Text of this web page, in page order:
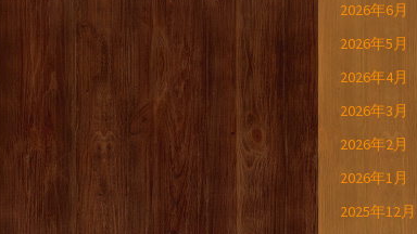
2026年6月
2026年5月
2026年4月
2026年3月
2026年2月
2026年1月
2025年12月